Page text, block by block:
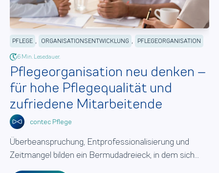
PFLEGE , ORGANISATIONSENTWICKLUNG , PFLEGEORGANISATION
6 Min. Lesedauer.
Pflegeorganisation neu denken –
für hohe Pflegequalität und
zufriedene Mitarbeitende
contec Pflege
Überbeanspruchung, Entprofessionalisierung und
Zeitmangel bilden ein Bermudadreieck, in dem sich...